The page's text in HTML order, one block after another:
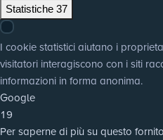
Statistiche 37
I cookie statistici aiutano i
visitatori interagiscono con i siti
informazioni in forma anonima.
Google
19
Per saperne di più su questo